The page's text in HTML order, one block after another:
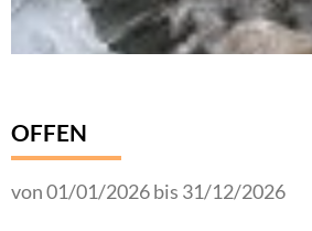
OFFEN
von 01/01/2026 bis 31/12/2026